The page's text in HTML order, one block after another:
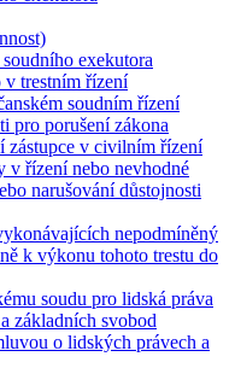
exekutora
v trestním řízení
soudním řízení
pro porušení zákona
zástupce v civilním řízení
v řízení nebo nevhodné
narušování důstojnosti
nepodmíněný
k výkonu tohoto trestu do
soudu pro lidská práva
základních svobod
o lidských právech a